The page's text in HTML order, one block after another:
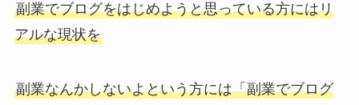
副業でブログをはじめようと思っている方にはリ
アルな現状を
副業なんかしないよという方には「副業でブログ